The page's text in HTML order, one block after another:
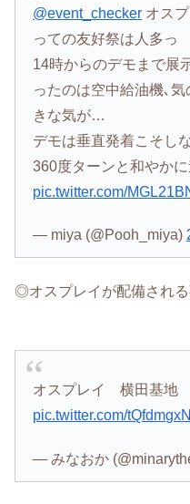
@event_checker オス
っての友好祭は人多っ
14時からのデモまで展
ったのは空中給油機､
きな気が…
デモは垂直発着こそし
360度ターンと和やか
pic.twitter.com/
— miya (@Pooh_miya)
◎オスプレイが配備され
オスプレイ 横田基地
pic.twitter.com/
— みなおか